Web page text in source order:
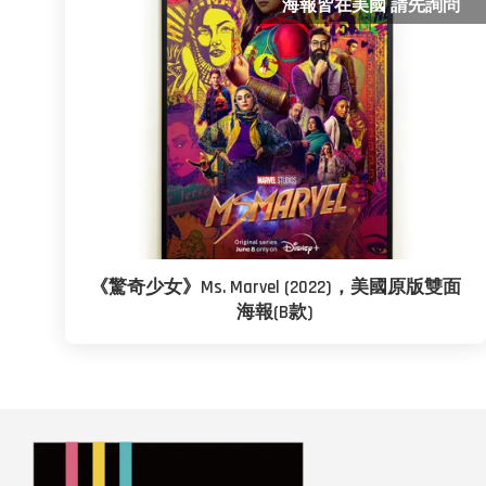
海報皆在美國 請先詢問
《驚奇少女》Ms. Marvel (2022)，美國原版雙面
海報(B款)